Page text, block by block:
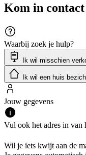
Kom in
Waarbij zoek je hulp?
Ik wil misschien
Ik wil een huis
Jouw gegevens
Vul ook het adres in van
Wil je iets kwijt aan de